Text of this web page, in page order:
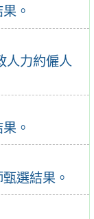
。
人力約僱人
。
選結果。